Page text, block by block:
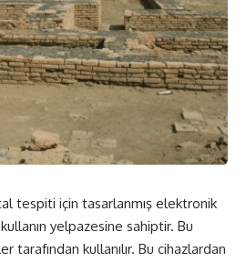
tespiti için tasarlanmış elektronik
yelpazesine sahiptir. Bu
tarafından kullanılır. Bu cihazlardan